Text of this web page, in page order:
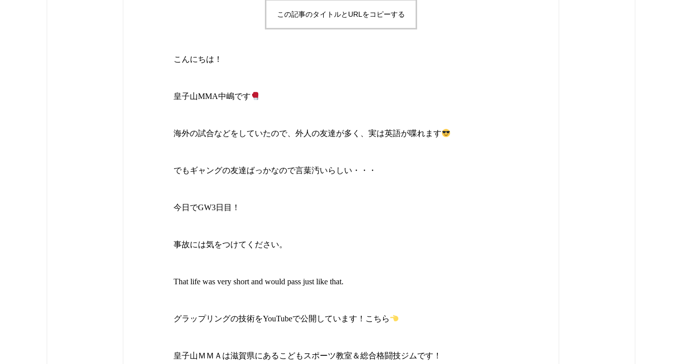
この記事のタイトルとURLをコピーする
こんにちは！
皇子山MMA中嶋です
海外の試合などをしていたので、外人の友達が多く、実は英語が喋れます
でもギャングの友達ばっかなので言葉汚いらしい・・・
今日でGW3日目！
事故には気をつけてください。
That life was very short and would pass just like that.
グラップリングの技術をYouTubeで公開しています！ こちら
皇子山ＭＭＡは滋賀県にあるこどもスポーツ教室＆総合格闘技ジムです！